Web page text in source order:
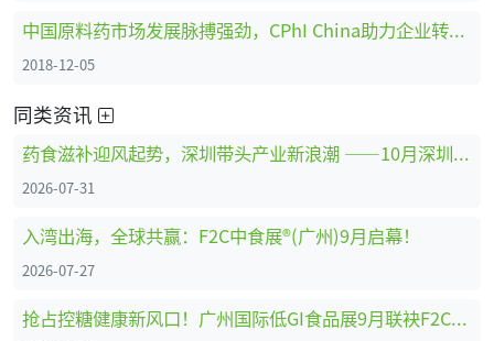
中国原料药市场发展脉搏强劲，CPhI China助力企业转型创新、全面升级 ！
2018-12-05
同类资讯
药食滋补迎风起势，深圳带头产业新浪潮 ——10月深圳HNC健康营养展药食滋补展区亮点抢先看
2026-07-31
入湾出海，全球共赢：F2C中食展®(广州)9月启幕！
2026-07-27
抢占控糖健康新风口！广州国际低GI食品展9月联袂F2C中食展®(广州)重磅启幕